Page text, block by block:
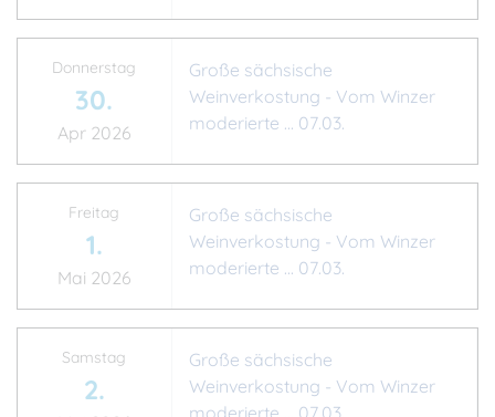
Donnerstag
30.
Apr 2026
Große sächsische
Weinverkostung - Vom Winzer
moderierte ... 07.03.
Freitag
1.
Mai 2026
Große sächsische
Weinverkostung - Vom Winzer
moderierte ... 07.03.
Samstag
2.
Große sächsische
Weinverkostung - Vom Winzer
moderierte ... 07.03.